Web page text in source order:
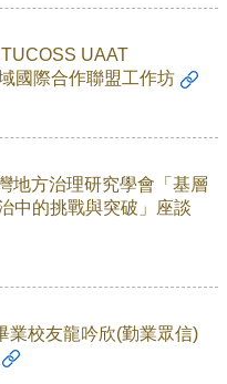
UAAT
國際合作聯盟工作坊
地方治理研究學會「基層
中的挑戰與突破」座談
業校友龍吟欣(勤業眾信)